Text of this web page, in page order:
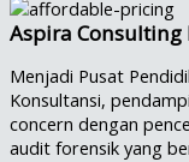
Aspira Consulting
Menjadi Pusat
Konsultansi,
concern dengan
audit forensik yang